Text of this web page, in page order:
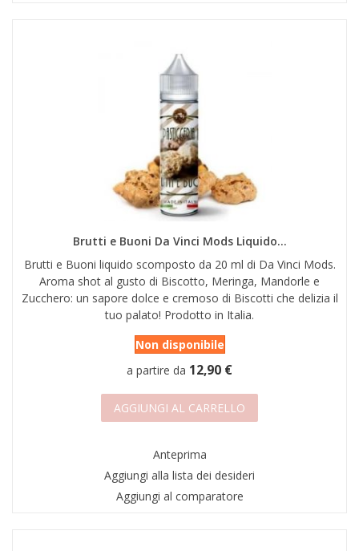
Brutti e Buoni Da Vinci Mods Liquido...
Brutti e Buoni liquido scomposto da 20 ml di Da Vinci Mods.
Aroma shot al gusto di Biscotto, Meringa, Mandorle e
Zucchero: un sapore dolce e cremoso di Biscotti che delizia il
tuo palato! Prodotto in Italia.
Non disponibile
a partire da 12,90 €
AGGIUNGI AL CARRELLO
Anteprima
Aggiungi alla lista dei desideri
Aggiungi al comparatore